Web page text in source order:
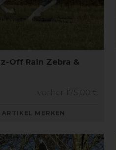
Off Rain Zebra &
ARTIKEL MERKEN